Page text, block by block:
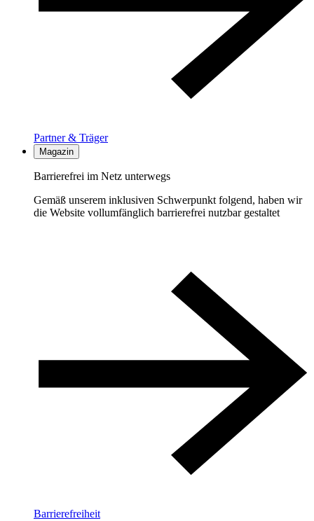
Partner & Träger
Magazin
Barrierefrei im Netz unterwegs
Gemäß unserem inklusiven Schwerpunkt folgend, haben wir
die Website vollumfänglich barrierefrei nutzbar gestaltet
Barrierefreiheit